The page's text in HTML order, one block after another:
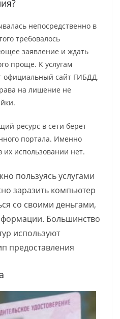
непосредственно в
требовалось
заявление и ждать
проще. К услугам
официальный сайт ГИБДД,
на лишение не
ресурс в сети берет
портала. Именно
их использовании нет.
пользуясь услугами
заразить компьютер
со своими деньгами,
Большинство
используют
предоставления